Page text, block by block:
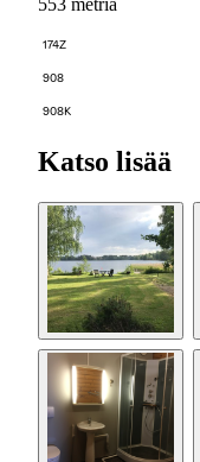
553 metriä
174Z
908
908K
Katso lisää